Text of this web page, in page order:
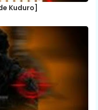
Kuduro]